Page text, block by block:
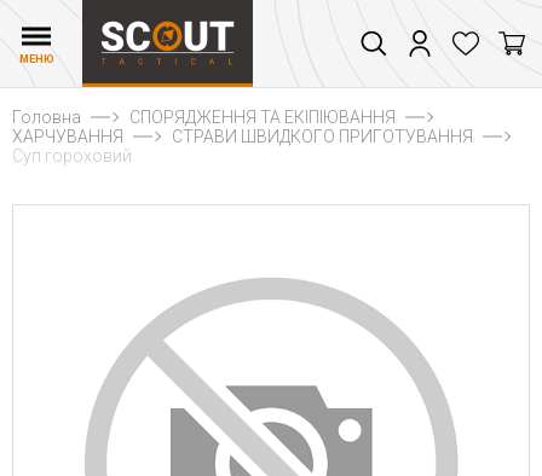
МЕНЮ
Головна
СПОРЯДЖЕННЯ ТА ЕКІПІЮВАННЯ
ХАРЧУВАННЯ
СТРАВИ ШВИДКОГО ПРИГОТУВАННЯ
Суп гороховий